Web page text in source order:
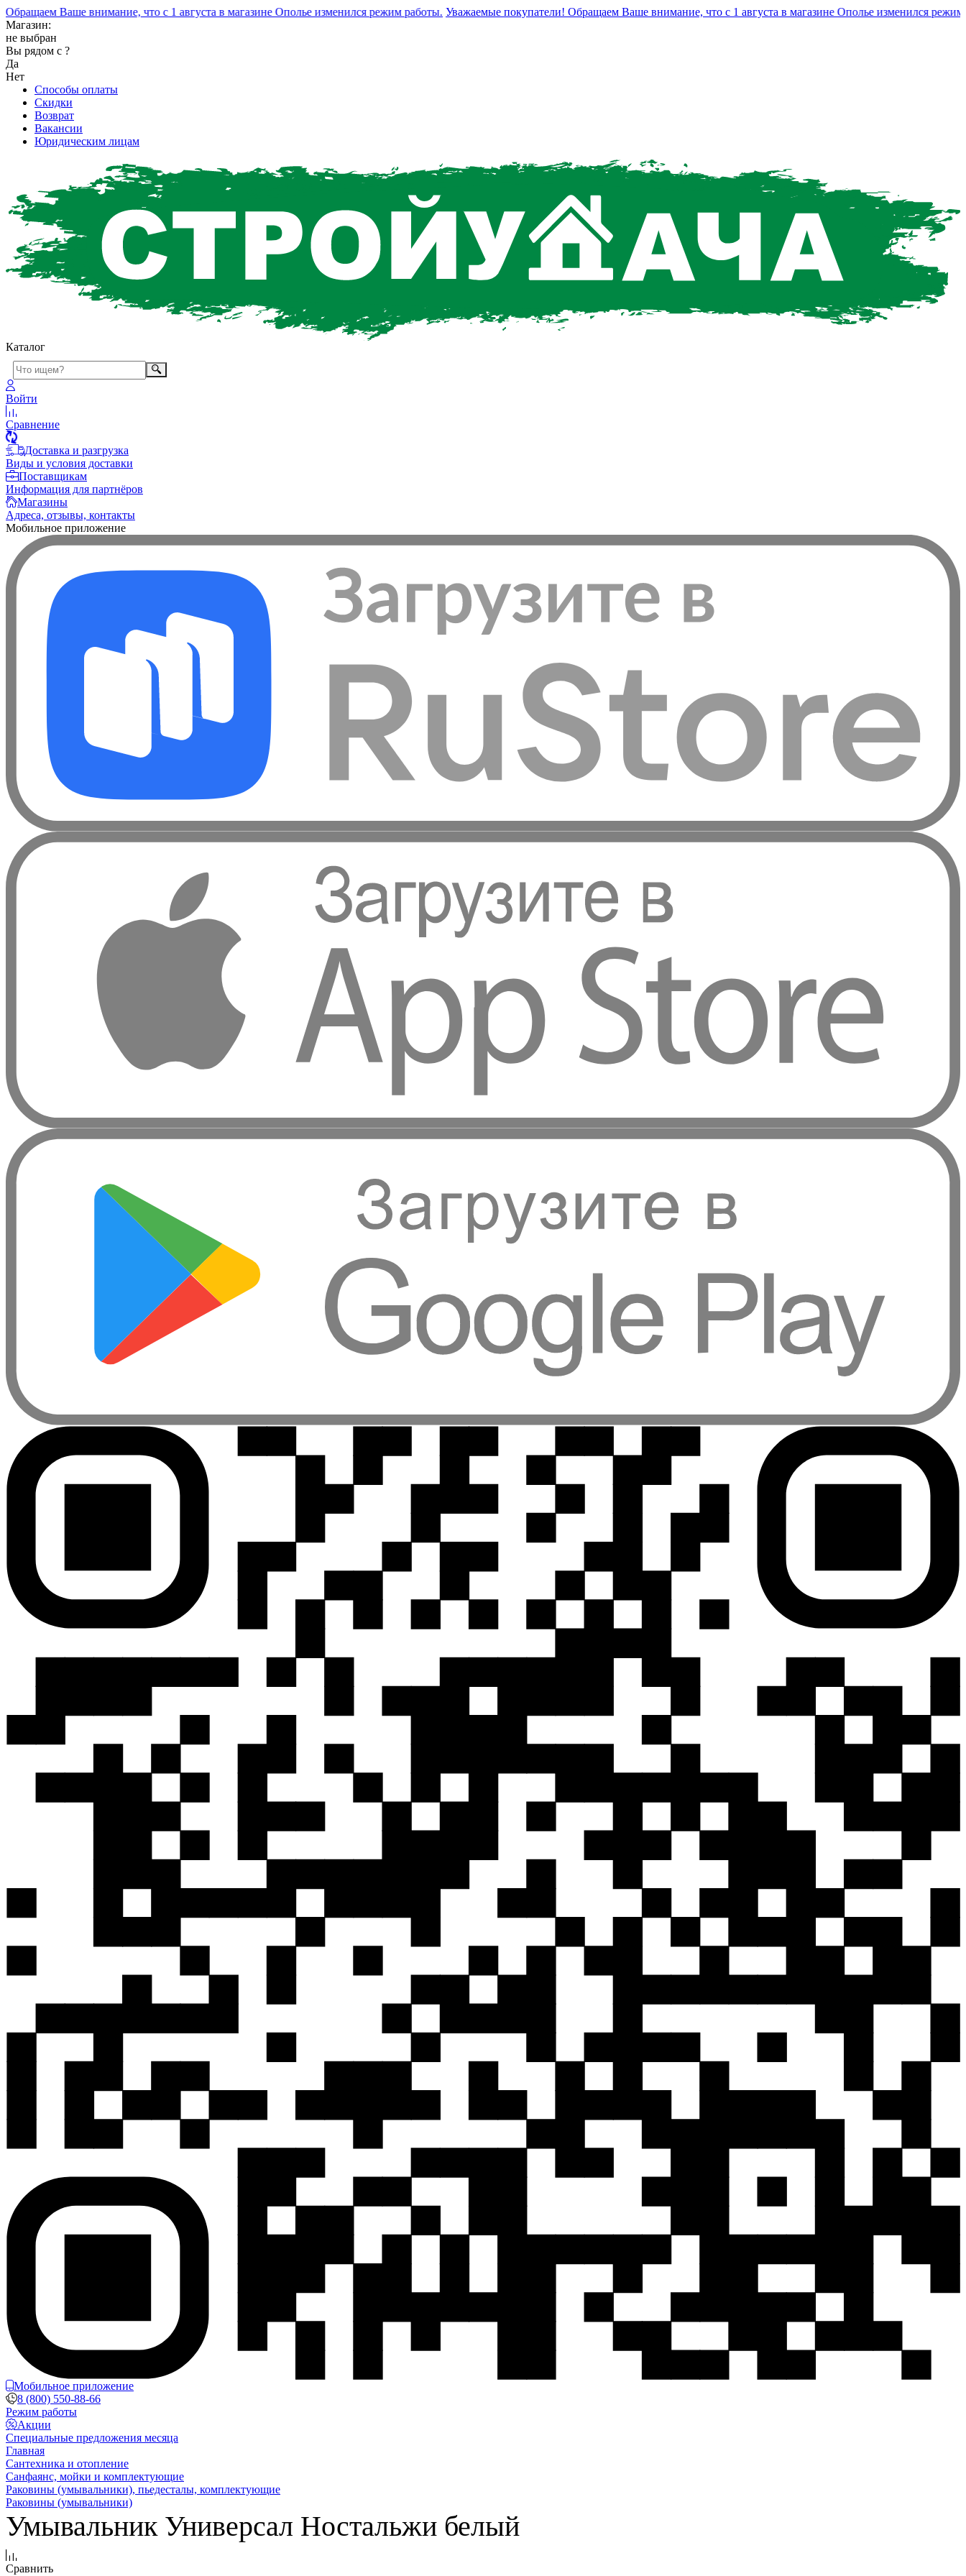
Ваше внимание, что с 1 августа в магазине Ополье изменился режим работы. Уважаемые покупатели! Обращаем Ваше внимание, что с 1 августа в магазине Ополье изменился режим
Магазин:
не выбран
Вы рядом с ?
Да
Нет
Способы оплаты
Скидки
Возврат
Вакансии
Юридическим лицам
Каталог
Войти
Сравнение
Доставка и разгрузка
Виды и условия доставки
Поставщикам
Информация для партнёров
Магазины
Адреса, отзывы, контакты
Мобильное приложение
Мобильное приложение
8 (800) 550-88-66
Режим работы
Акции
Специальные предложения месяца
Главная
Сантехника и отопление
Санфаянс, мойки и комплектующие
Раковины (умывальники), пьедесталы, комплектующие
Раковины (умывальники)
Умывальник Универсал Ностальжи белый
Сравнить